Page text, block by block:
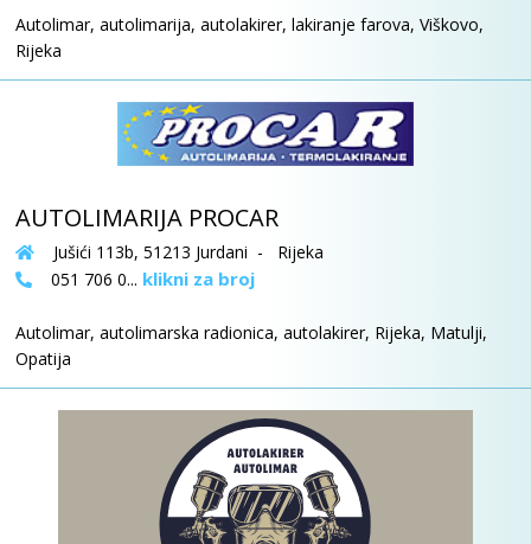
Autolimar, autolimarija, autolakirer, lakiranje farova, Viškovo,
Rijeka
AUTOLIMARIJA PROCAR
Jušići 113b, 51213 Jurdani - Rijeka
051 706 0... klikni za broj
Autolimar, autolimarska radionica, autolakirer, Rijeka, Matulji,
Opatija